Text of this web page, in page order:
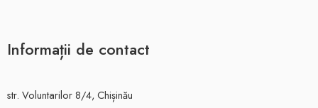
Informații de contact
str. Voluntarilor 8/4, Chișinău